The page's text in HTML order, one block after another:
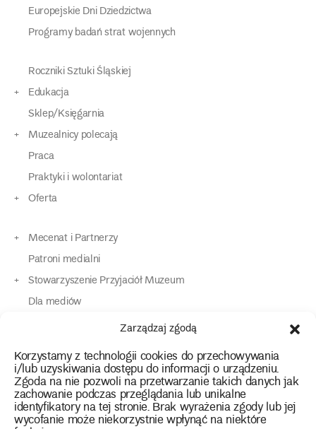
Zarządzaj zgodą
Korzystamy z technologii cookies do przechowywania
i/lub uzyskiwania dostępu do informacji o urządzeniu.
Zgoda na nie pozwoli na przetwarzanie takich danych jak
zachowanie podczas przeglądania lub unikalne
identyfikatory na tej stronie. Brak wyrażenia zgody lub jej
wycofanie może niekorzystnie wpłynąć na niektóre
Europejskie Dni Dziedzictwa
Programy badań strat wojennych
Roczniki Sztuki Śląskiej
Edukacja
Sklep/Księgarnia
Muzealnicy polecają
Praca
Praktyki i wolontariat
Oferta
Mecenat i Partnerzy
Patroni medialni
Stowarzyszenie Przyjaciół Muzeum
Dla mediów
Dla osób o specjalnych potrzebach
Kontakt
instagram
twitterfacebookyoutube
tiktok